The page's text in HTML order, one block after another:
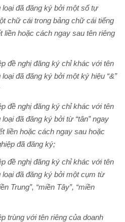
loại đã đăng ký bởi một số tự
chữ cái trong bảng chữ cái tiếng
liền hoặc cách ngay sau tên riêng
đề nghị đăng ký chỉ khác với tên
đã đăng ký bởi một ký hiệu “&”
đề nghị đăng ký chỉ khác với tên
đã đăng ký bởi từ “tân” ngay
liền hoặc cách ngay sau hoặc
đã đăng ký;
đề nghị đăng ký chỉ khác với tên
loại đã đăng ký bởi một cụm từ
Trung”, “miền Tây”, “miền
trùng với tên riêng của doanh